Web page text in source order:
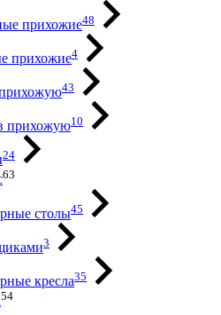
прихожие48
прихожие4
43
прихожую10
24
63
столы45
3
кресла35
54